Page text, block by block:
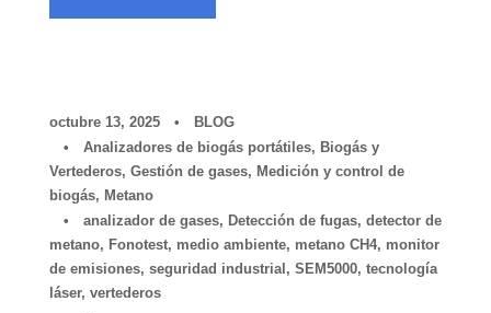
octubre 13, 2025 •
BLOG
•
Analizadores de biogás portátiles, Biogás y
Vertederos, Gestión de gases, Medición y control de
biogás, Metano
•
analizador de gases, Detección de fugas, detector de
metano, Fonotest, medio ambiente, metano CH4, monitor
de emisiones, seguridad industrial , SEM5000, tecnología
láser, vertederos